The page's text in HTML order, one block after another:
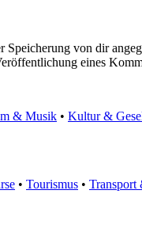
Speicherung von dir
eines
& Musik • Kultur &
• Tourismus • Transport